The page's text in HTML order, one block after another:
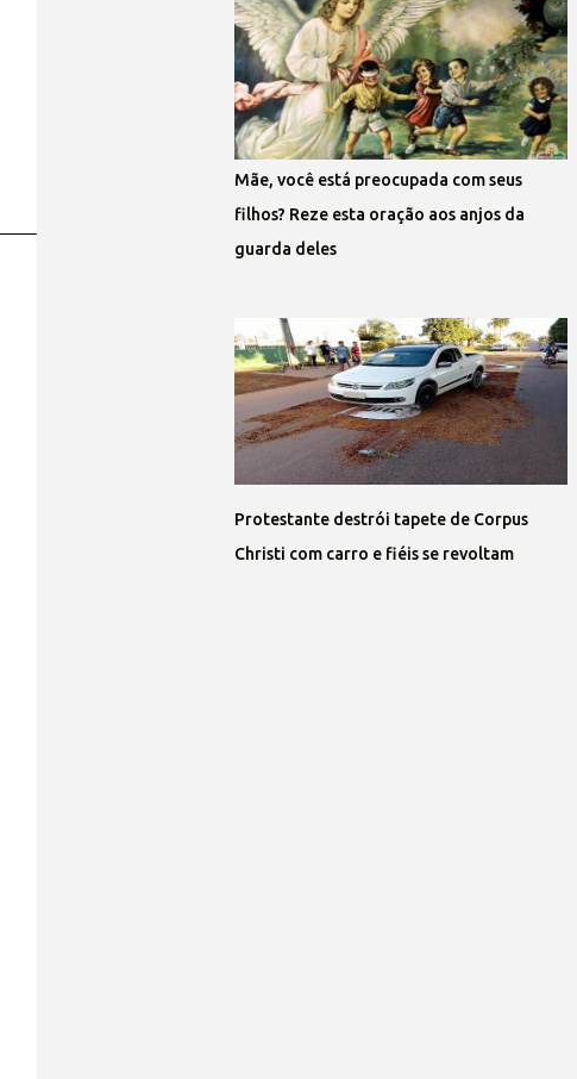
Mãe, você está preocupada com seus
filhos? Reze esta oração aos anjos da
guarda deles
Protestante destrói tapete de Corpus
Christi com carro e fiéis se revoltam